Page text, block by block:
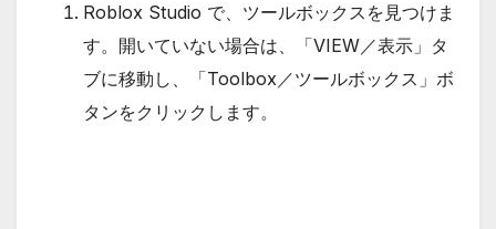
Roblox Studio で、ツールボックスを見つけま
す。開いていない場合は、「VIEW／表示」タ
ブに移動し、「Toolbox／ツールボックス」ボ
タンをクリックします。